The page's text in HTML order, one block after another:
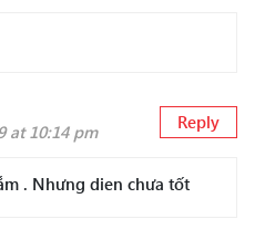
at 10:14 pm
Reply
. Nhưng dien chưa tốt